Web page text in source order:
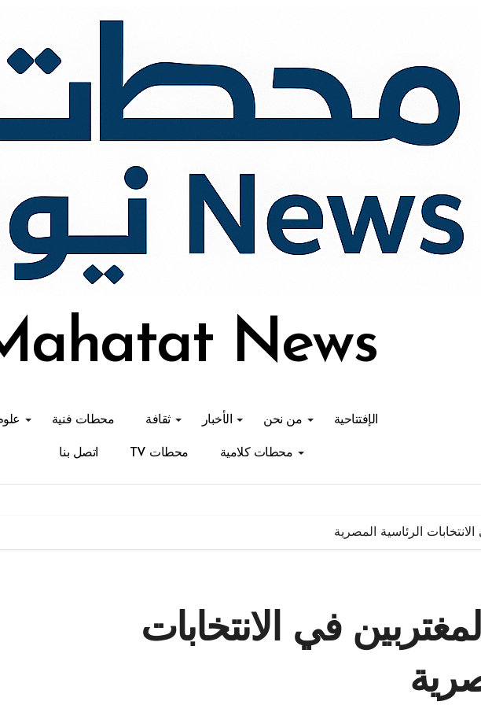
News
الإفتتاحية من نحن الأخبار ثقافة محطات فنية
محطات كلامية محطات TV اتصل بنا
الرئاسية المصرية
في الانتخابات